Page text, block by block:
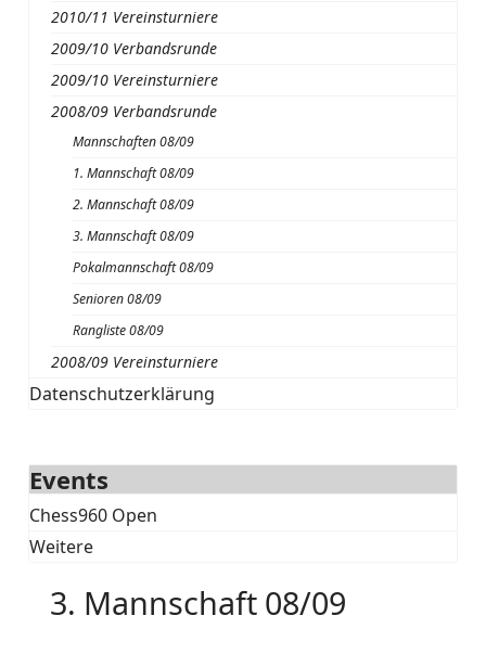
2010/11 Vereinsturniere
2009/10 Verbandsrunde
2009/10 Vereinsturniere
2008/09 Verbandsrunde
Mannschaften 08/09
1. Mannschaft 08/09
2. Mannschaft 08/09
3. Mannschaft 08/09
Pokalmannschaft 08/09
Senioren 08/09
Rangliste 08/09
2008/09 Vereinsturniere
Datenschutzerklärung
Events
Chess960 Open
Weitere
3. Mannschaft 08/09